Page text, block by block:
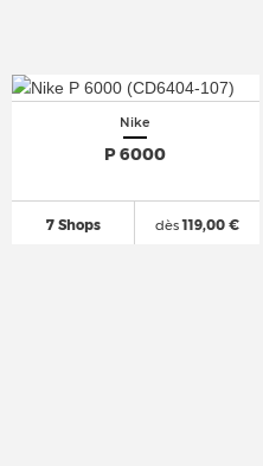
Nike
P 6000
7 Shops dès119,00 €